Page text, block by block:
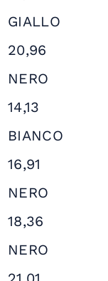
GIALLO
20,96
NERO
14,13
BIANCO
16,91
NERO
18,36
NERO